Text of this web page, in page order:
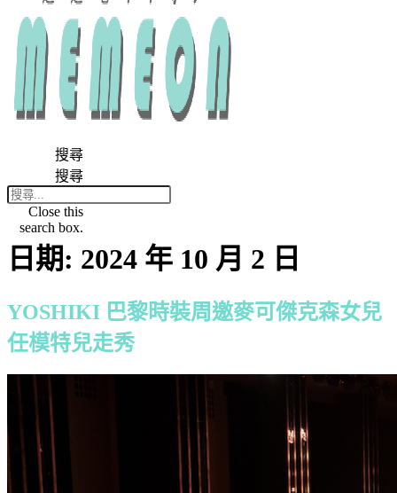
搜尋
搜尋
Close this
search box.
日期: 2024 年 10 月 2 日
YOSHIKI 巴黎時裝周邀麥可傑克森女兒
任模特兒走秀